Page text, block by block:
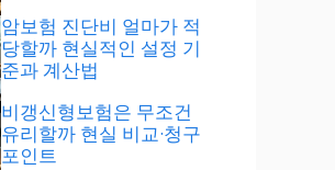
암보험 진단비 얼마가 적
당할까 현실적인 설정 기
준과 계산법
비갱신형보험은 무조건
유리할까 현실 비교·청구
포인트